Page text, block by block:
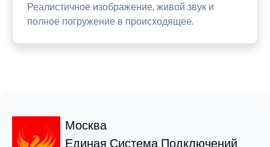
Реалистичное изображение, живой звук и
полное погружение в происходящее.
Москва
Единая Система Подключений